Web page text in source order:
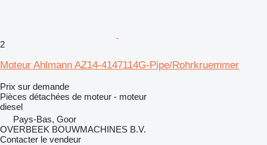
2
Moteur Ahlmann AZ14-4147114G-Pipe/Rohrkruemmer
Prix sur demande
Pièces détachées de moteur - moteur
diesel
Pays-Bas, Goor
OVERBEEK BOUWMACHINES B.V.
Contacter le vendeur